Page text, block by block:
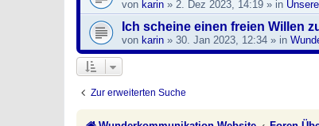
von karin » 2. Dez 2023, 14:19 » in
Ich scheine einen freien Willen
von karin » 30. Jan 2023, 12:34 » in
Zur erweiterten Suche